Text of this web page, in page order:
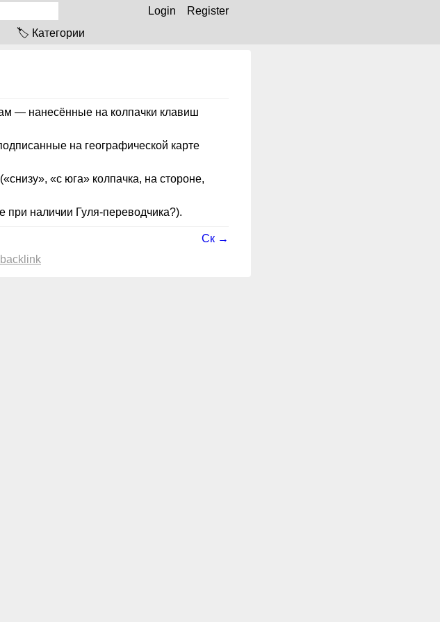
Login
Register
🏷 Категории
— нанесённые на колпачки клавиш
на географической карте
«с юга» колпачка, на стороне,
при наличии Гуля-переводчика?).
Ск →
backlink